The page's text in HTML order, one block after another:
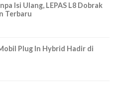
Isi Ulang, LEPAS L8 Dobrak
Terbaru
Plug In Hybrid Hadir di